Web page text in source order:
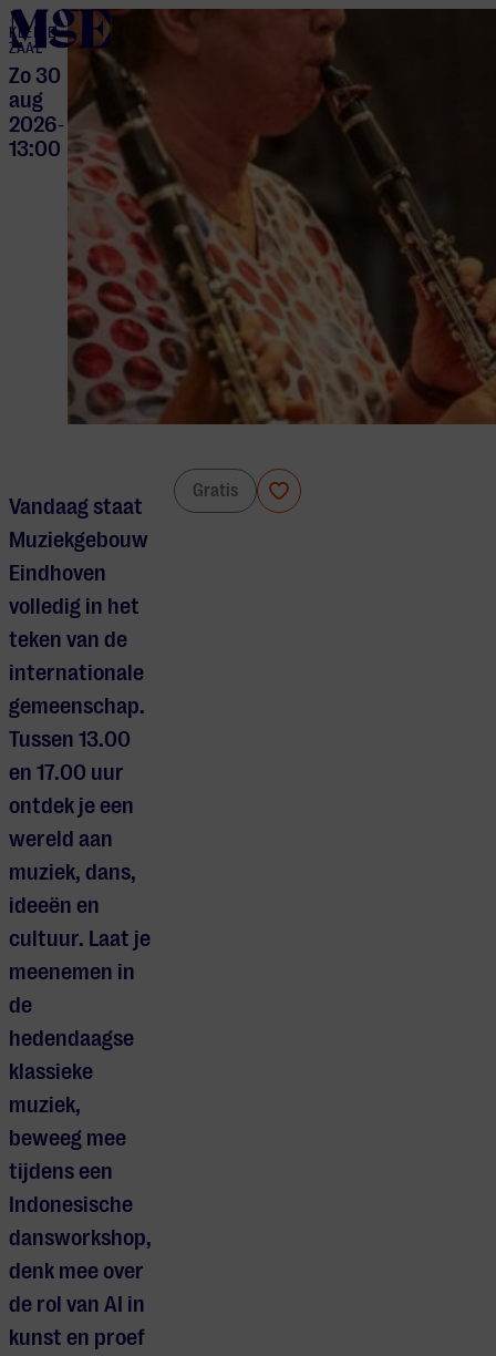
home
KLEINE
ZAAL
Zo 30
aug
2026-
13:00
Gratis
Vandaag staat
Muziekgebouw
Eindhoven
volledig in het
teken van de
internationale
gemeenschap.
Tussen 13.00
en 17.00 uur
ontdek je een
wereld aan
muziek, dans,
ideeën en
cultuur. Laat je
meenemen in
de
hedendaagse
klassieke
muziek,
beweeg mee
tijdens een
Indonesische
dansworkshop,
denk mee over
de rol van AI in
kunst en proef